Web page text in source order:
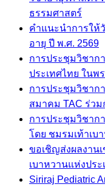
ธรรมศาสตร์
คำแนะนำการให้
อายุ ปี พ.ศ. 2569
การประชุมวิชาก
ประเทศไทย ในพ
การประชุมวิชาก
สมาคม TAC ร่ว
การประชุมวิชาก
โดย ชมรมเท้าเบ
ขอเชิญส่งผลงาน
เบาหวานแห่งประ
Siriraj Pediatric